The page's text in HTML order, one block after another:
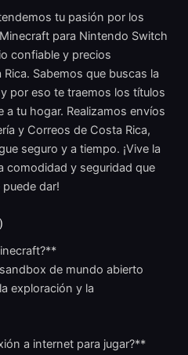
tu pasión por los
para Nintendo Switch
confiable y precios
Sabemos que buscas la
por eso te traemos los títulos
tu hogar. Realizamos envíos
y Correos de Costa Rica,
seguro y a tiempo. ¡Vive la
comodidad y seguridad que
dar!
de mundo abierto
exploración y la
a internet para jugar?**